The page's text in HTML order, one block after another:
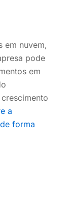
em nuvem,
pode
em
a
forma